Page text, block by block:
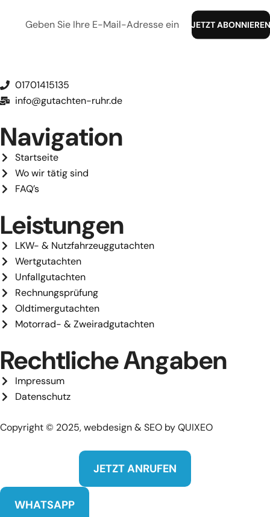
01701415135
info@gutachten-ruhr.de
Navigation
Startseite
Wo wir tätig sind
FAQ’s
Leistungen
LKW- & Nutzfahrzeuggutachten
Wertgutachten
Unfallgutachten
Rechnungsprüfung
Oldtimergutachten
Motorrad- & Zweiradgutachten
Rechtliche Angaben
Impressum
Datenschutz
Copyright © 2025, webdesign & SEO by QUIXEO
JETZT ANRUFEN
WHATSAPP